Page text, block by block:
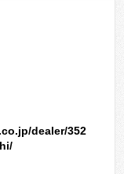
dealer/352